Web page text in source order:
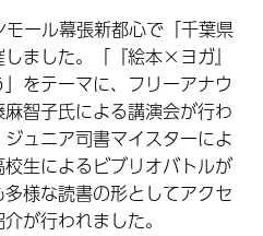
ール幕張新都心で「千葉県
ました。「『絵本×ヨガ』
をテーマに、フリーアナウ
智子氏による講演会が行わ
ュニア司書マイスターによ
生によるビブリオバトルが
様な読書の形としてアクセ
が行われました。